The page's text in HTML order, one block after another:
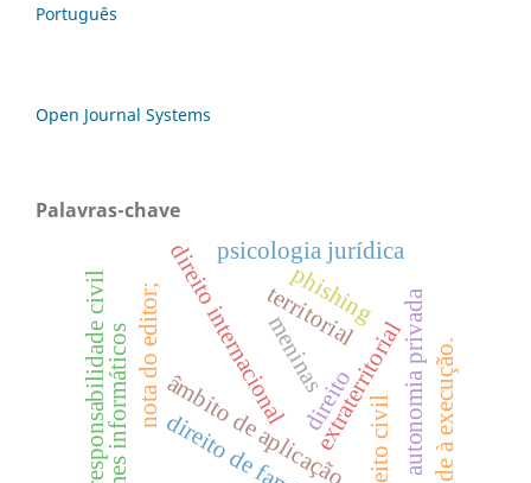
Português
Open Journal Systems
Palavras-chave
direito
direito internacional
nota do editor;
âmbito de aplicação
territorial
extraterritorialautonomia privada
phishing
crimes informáticos
responsabilidade civil
psicologia jurídica
fraude à execução.
direito civil
meninas